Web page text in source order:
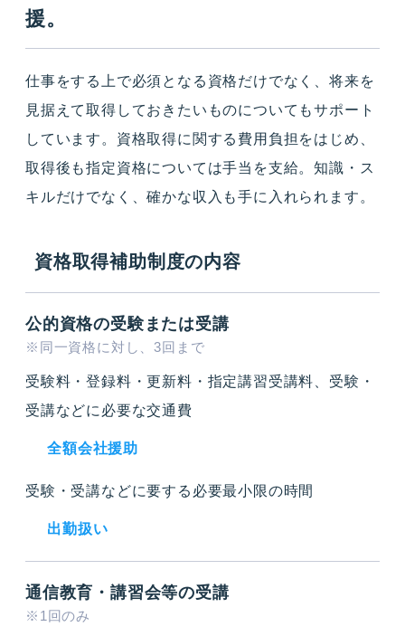
援。
仕事をする上で必須となる資格だけでなく、将来を
見据えて取得しておきたいものについてもサポート
しています。資格取得に関する費用負担をはじめ、
取得後も指定資格については手当を支給。知識・ス
キルだけでなく、確かな収入も手に入れられます。
資格取得補助制度の内容
公的資格の受験または受講
※同一資格に対し、3回まで
受験料・登録料・更新料・指定講習受講料、受験・
受講などに必要な交通費
全額会社援助
受験・受講などに要する必要最小限の時間
出勤扱い
通信教育・講習会等の受講
※1回のみ